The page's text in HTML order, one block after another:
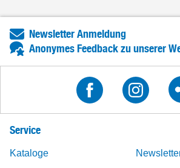
Newsletter Anmeldung
Anonymes Feedback zu unserer
Service
Kataloge